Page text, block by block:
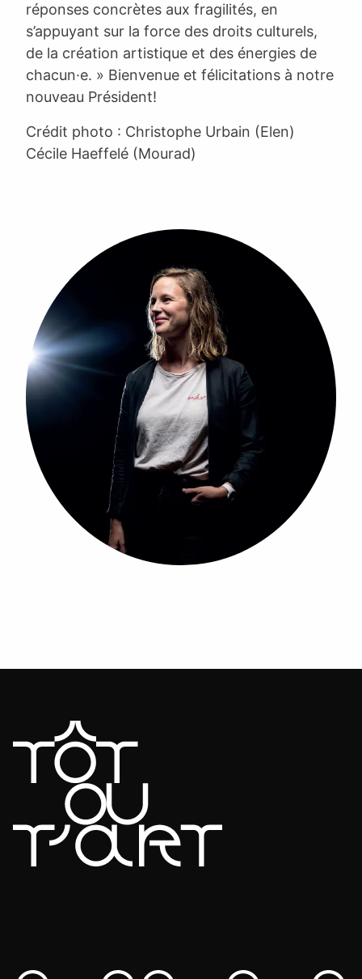
réponses concrètes aux fragilités, en
s’appuyant sur la force des droits culturels,
de la création artistique et des énergies de
chacun·e. » Bienvenue et félicitations à notre
nouveau Président!
Crédit photo : Christophe Urbain (Elen)
Cécile Haeffelé (Mourad)